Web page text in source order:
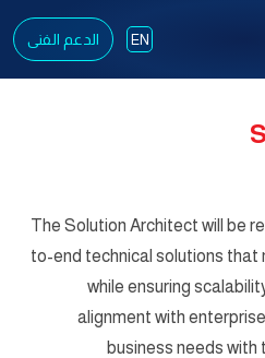
EN الدعم الفنى
The Solution Architect will be
to-end technical solutions that
while ensuring
alignment with
business needs with